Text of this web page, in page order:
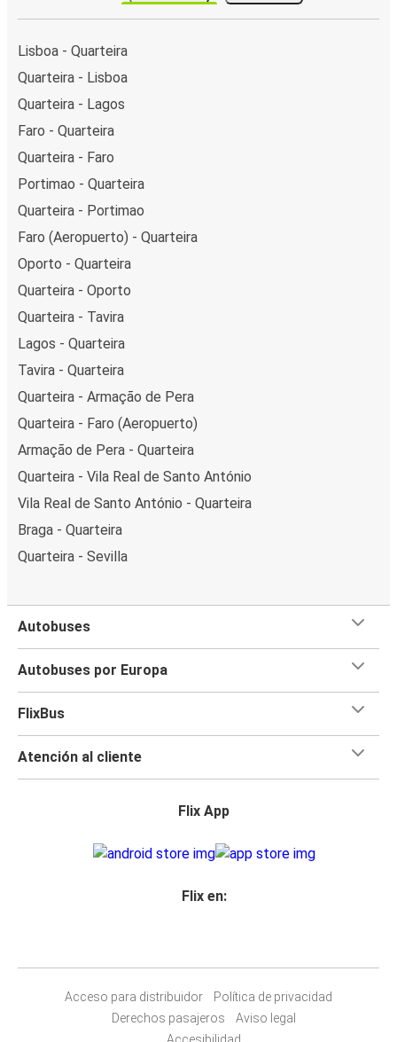
Lisboa - Quarteira
Quarteira - Lisboa
Quarteira - Lagos
Faro - Quarteira
Quarteira - Faro
Portimao - Quarteira
Quarteira - Portimao
Faro (Aeropuerto) - Quarteira
Oporto - Quarteira
Quarteira - Oporto
Quarteira - Tavira
Lagos - Quarteira
Tavira - Quarteira
Quarteira - Armação de Pera
Quarteira - Faro (Aeropuerto)
Armação de Pera - Quarteira
Quarteira - Vila Real de Santo António
Vila Real de Santo António - Quarteira
Braga - Quarteira
Quarteira - Sevilla
Autobuses
Autobuses por Europa
FlixBus
Atención al cliente
Flix App
Flix en:
Acceso para distribuidor
Política de privacidad
Derechos pasajeros
Aviso legal
Accesibilidad